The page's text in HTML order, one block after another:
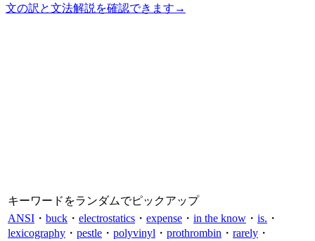
文の訳と文法解説を確認できます →
キーワードをランダムでピックアップ
ANSI ・ buck ・ electrostatics ・ expense ・ in the know ・ is. ・
lexicography ・ pestle ・ polyvinyl ・ prothrombin ・ rarely ・